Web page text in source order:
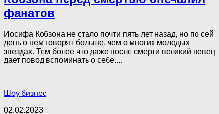
фанатов
Иосифа Кобзона не стало почти пять лет назад, но по сей
день о нем говорят больше, чем о многих молодых
звездах. Тем более что даже после смерти великий певец
дает повод вспоминать о себе....
Шоу бизнес
02.02.2023